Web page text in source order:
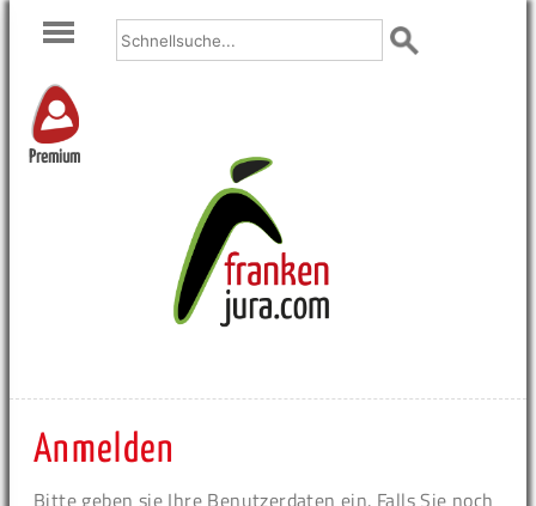
Premium
Anmelden
Bitte geben sie Ihre Benutzerdaten ein. Falls Sie noch